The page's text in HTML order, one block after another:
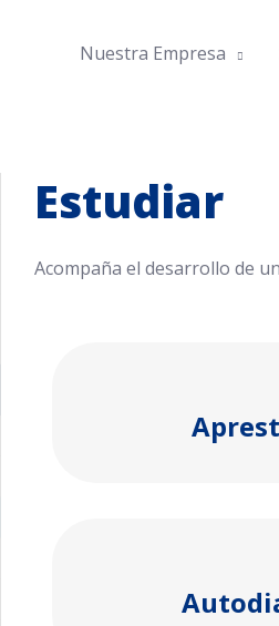
Nuestra Empresa
Estudiar
Acompaña el desarrollo de